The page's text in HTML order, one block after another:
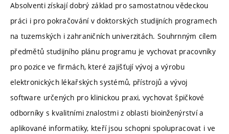
Absolventi získají dobrý základ pro samostatnou vědeckou
práci i pro pokračování v doktorských studijních programech
na tuzemských i zahraničních univerzitách. Souhrnným cílem
předmětů studijního plánu programu je vychovat pracovníky
pro pozice ve firmách, které zajišťují vývoj a výrobu
elektronických lékařských systémů, přístrojů a vývoj
software určených pro klinickou praxi, vychovat špičkové
odborníky s kvalitními znalostmi z oblasti bioinženýrství a
aplikované informatiky, kteří jsou schopni spolupracovat i ve